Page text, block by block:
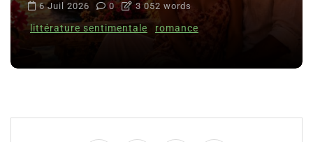
6 Juil 2026 0 3 052 words
littérature sentimentale romance